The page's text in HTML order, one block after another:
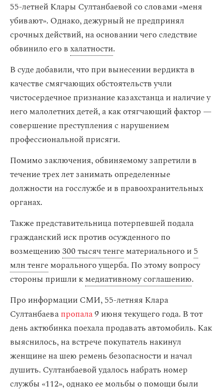
55-летней Клары Султанбаевой со словами «меня
убивают». Однако, дежурный не предпринял
срочных действий, на основании чего следствие
обвинило его вхалатности.
В суде добавили, что при вынесении вердикта в
качестве смягчающих обстоятельств учли
чистосердечное признание казахстанца и наличие у
него малолетних детей, а как отягчающий фактор —
совершение преступления с нарушением
профессиональной присяги.
Помимо заключения, обвиняемому запретили в
течение трех лет занимать определенные
должности на госслужбе и в правоохранительных
органах.
Также представительница потерпевшей подала
гражданский иск против осужденного по
возмещению300 тысяч тенгематериального и5
млн тенгеморального ущерба. По этому вопросу
стороны пришли кмедиативному соглашению.
Про информации СМИ, 55-летняя Клара
Султанбаевапропала9 июня текущего года. В тот
день актюбинка поехала продавать автомобиль. Как
выяснилось, на встрече покупатель накинул
женщине на шею ремень безопасности и начал
душить. Султанбаевой удалось набрать номер
службы «112», однако ее мольбы о помощи были